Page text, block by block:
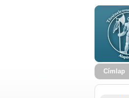
Címlap